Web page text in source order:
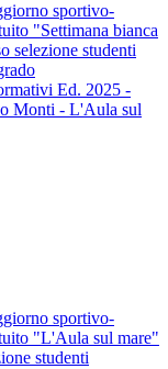
sportivo-
"Settimana bianca
selezione studenti
Ed. 2025 -
Monti - L'Aula sul
sportivo-
"L'Aula sul mare"
studenti